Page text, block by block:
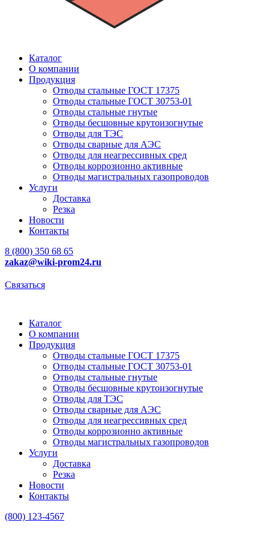
Каталог
О компании
Продукция
Отводы стальные ГОСТ 17375
Отводы стальные ГОСТ 30753-01
Отводы стальные гнутые
Отводы бесшовные крутоизогнутые
Отводы для ТЭС
Отводы сварные для АЭС
Отводы для неагрессивных сред
Отводы коррозионно активные
Отводы магистральных газопроводов
Услуги
Доставка
Резка
Новости
Контакты
8 (800) 350 68 65
zakaz@wiki-prom24.ru
Связаться
Каталог
О компании
Продукция
Отводы стальные ГОСТ 17375
Отводы стальные ГОСТ 30753-01
Отводы стальные гнутые
Отводы бесшовные крутоизогнутые
Отводы для ТЭС
Отводы сварные для АЭС
Отводы для неагрессивных сред
Отводы коррозионно активные
Отводы магистральных газопроводов
Услуги
Доставка
Резка
Новости
Контакты
(800) 123-4567